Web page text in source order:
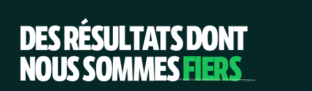
DES RÉSULTATS DONT
NOUS SOMMESFIERS